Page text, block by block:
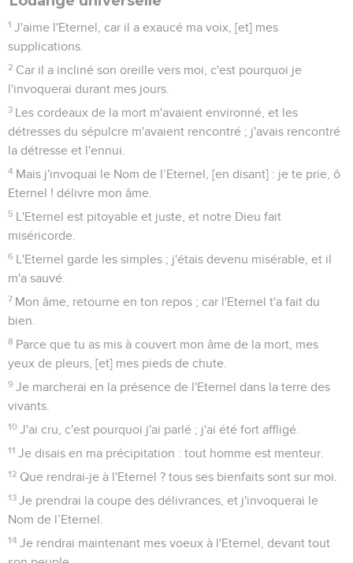
1 J'aime l'Eternel, car il a exaucé ma voix, [et] mes
supplications.
2 Car il a incliné son oreille vers moi, c'est pourquoi je
l'invoquerai durant mes jours.
3 Les cordeaux de la mort m'avaient environné, et les
détresses du sépulcre m'avaient rencontré ; j'avais rencontré
la détresse et l'ennui.
4 Mais j'invoquai le Nom de l’Eternel, [en disant] : je te prie, ô
Eternel ! délivre mon âme.
5 L'Eternel est pitoyable et juste, et notre Dieu fait
miséricorde.
6 L'Eternel garde les simples ; j'étais devenu misérable, et il
m'a sauvé.
7 Mon âme, retourne en ton repos ; car l'Eternel t'a fait du
bien.
8 Parce que tu as mis à couvert mon âme de la mort, mes
yeux de pleurs, [et] mes pieds de chute.
9 Je marcherai en la présence de l'Eternel dans la terre des
vivants.
10 J'ai cru, c'est pourquoi j'ai parlé ; j'ai été fort affligé.
11 Je disais en ma précipitation : tout homme est menteur.
12 Que rendrai-je à l'Eternel ? tous ses bienfaits sont sur moi.
13 Je prendrai la coupe des délivrances, et j'invoquerai le
Nom de l’Eternel.
14 Je rendrai maintenant mes voeux à l'Eternel, devant tout